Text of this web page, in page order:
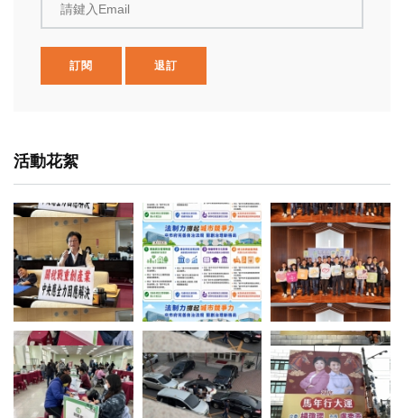
請鍵入Email
訂閱 退訂
活動花絮